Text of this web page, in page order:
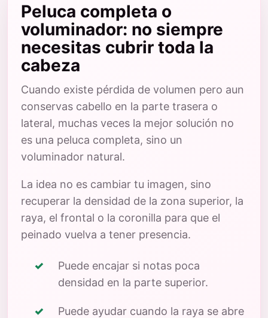
Peluca completa o
voluminador: no siempre
necesitas cubrir toda la
cabeza
Cuando existe pérdida de volumen pero aun
conservas cabello en la parte trasera o
lateral, muchas veces la mejor solución no
es una peluca completa, sino un
voluminador natural.
La idea no es cambiar tu imagen, sino
recuperar la densidad de la zona superior, la
raya, el frontal o la coronilla para que el
peinado vuelva a tener presencia.
Puede encajar si notas poca
densidad en la parte superior.
Puede ayudar cuando la raya se abre